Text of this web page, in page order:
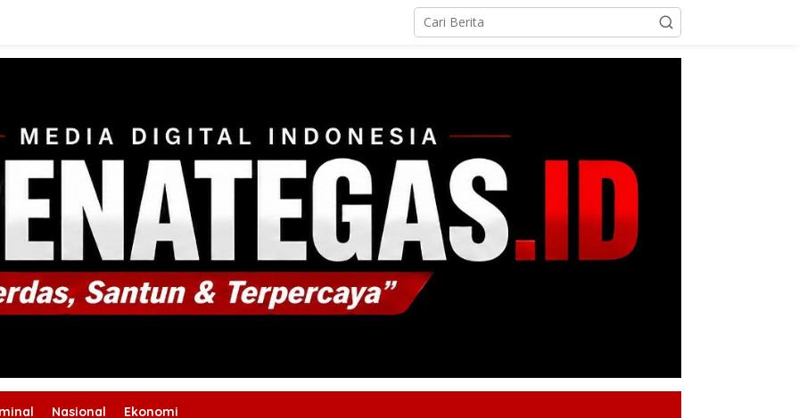
Nasional Ekonomi